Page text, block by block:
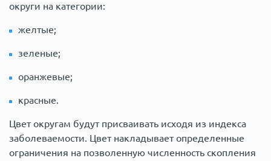
округи на категории:
желтые;
зеленые;
оранжевые;
красные.
Цвет округам будут присваивать исходя из индекса
заболеваемости. Цвет накладывает определенные
ограничения на позволенную численность скопления